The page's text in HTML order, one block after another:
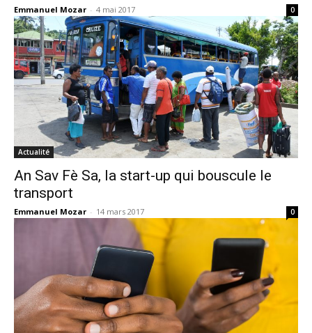
Emmanuel Mozar - 4 mai 2017 0
Actualité
An Sav Fè Sa, la start-up qui bouscule le
transport
Emmanuel Mozar - 14 mars 2017 0